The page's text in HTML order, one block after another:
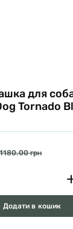
для
Tornado
1180.00 грн
Додати в кошик